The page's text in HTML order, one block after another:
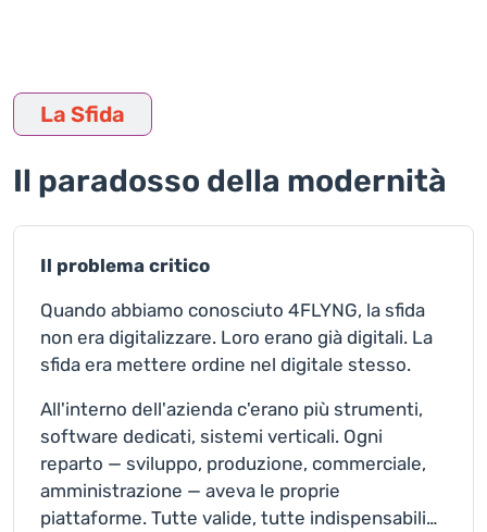
La Sfida
Il paradosso della modernità
Il problema critico
Quando abbiamo conosciuto 4FLYNG, la sfida
non era digitalizzare. Loro erano già digitali. La
sfida era mettere ordine nel digitale stesso.
All'interno dell'azienda c'erano più strumenti,
software dedicati, sistemi verticali. Ogni
reparto — sviluppo, produzione, commerciale,
amministrazione — aveva le proprie
piattaforme. Tutte valide, tutte indispensabili…